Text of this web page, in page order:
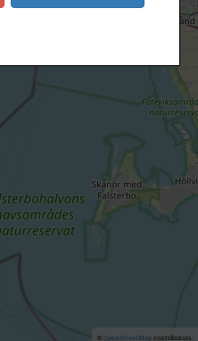
© OpenStreetMapcontributors.